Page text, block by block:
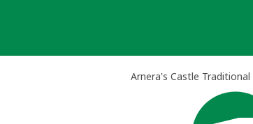
Arnera's Castle Traditional